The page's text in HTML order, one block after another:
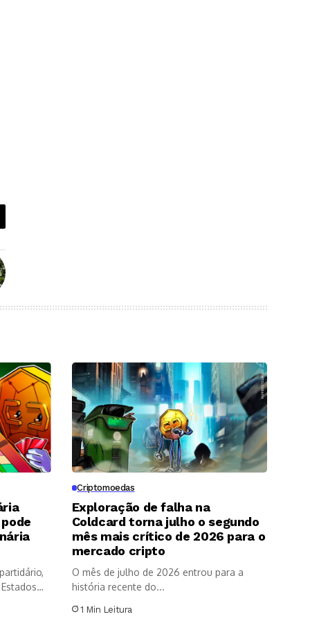
Criptomoedas
Exploração de falha na
Coldcard torna julho o segundo
mês mais crítico de 2026 para o
mercado cripto
O mês de julho de 2026 entrou para a
história recente do...
1 Min Leitura